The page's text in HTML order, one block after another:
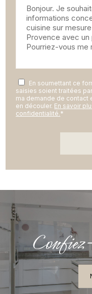
En soumettant ce
saisies soient traitées par
ma demande de contact
en découler. En savoir
confidentialité.*